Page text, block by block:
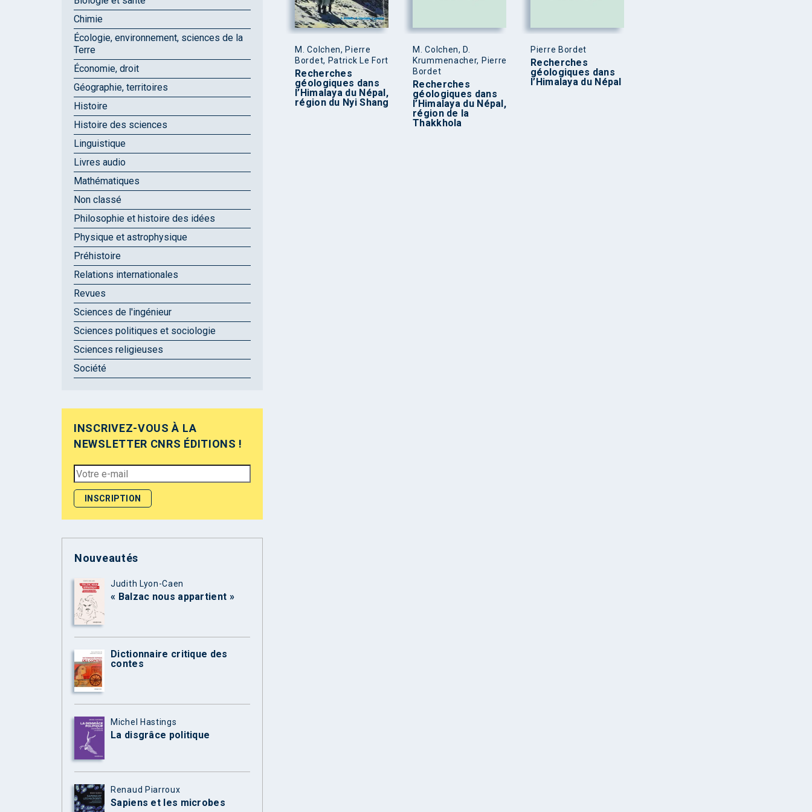
M. Colchen, Pierre
Bordet, Patrick Le Fort
Recherches
géologiques dans
l’Himalaya du Népal,
région du Nyi Shang
M. Colchen, D.
Krummenacher, Pierre
Bordet
Recherches
géologiques dans
l’Himalaya du Népal,
région de la
Thakkhola
Pierre Bordet
Recherches
géologiques dans
l’Himalaya du Népal
Chimie
Écologie, environnement, sciences de la
Terre
Économie, droit
Géographie, territoires
Histoire
Histoire des sciences
Linguistique
Livres audio
Mathématiques
Non classé
Philosophie et histoire des idées
Physique et astrophysique
Préhistoire
Relations internationales
Revues
Sciences de l'ingénieur
Sciences politiques et sociologie
Sciences religieuses
Société
INSCRIVEZ-VOUS À LA
NEWSLETTER CNRS ÉDITIONS !
Nouveautés
Judith Lyon-Caen
« Balzac nous appartient »
Dictionnaire critique des
contes
Michel Hastings
La disgrâce politique
Renaud Piarroux
Sapiens et les microbes